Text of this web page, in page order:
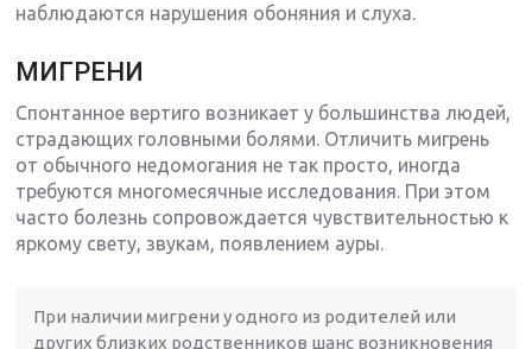
наблюдаются нарушения обоняния и слуха.
МИГРЕНИ
Спонтанное вертиго возникает у большинства людей,
страдающих головными болями. Отличить мигрень
от обычного недомогания не так просто, иногда
требуются многомесячные исследования. При этом
часто болезнь сопровождается чувствительностью к
яркому свету, звукам, появлением ауры.
При наличии мигрени у одного из родителей или
других близких родственников шанс возникновения